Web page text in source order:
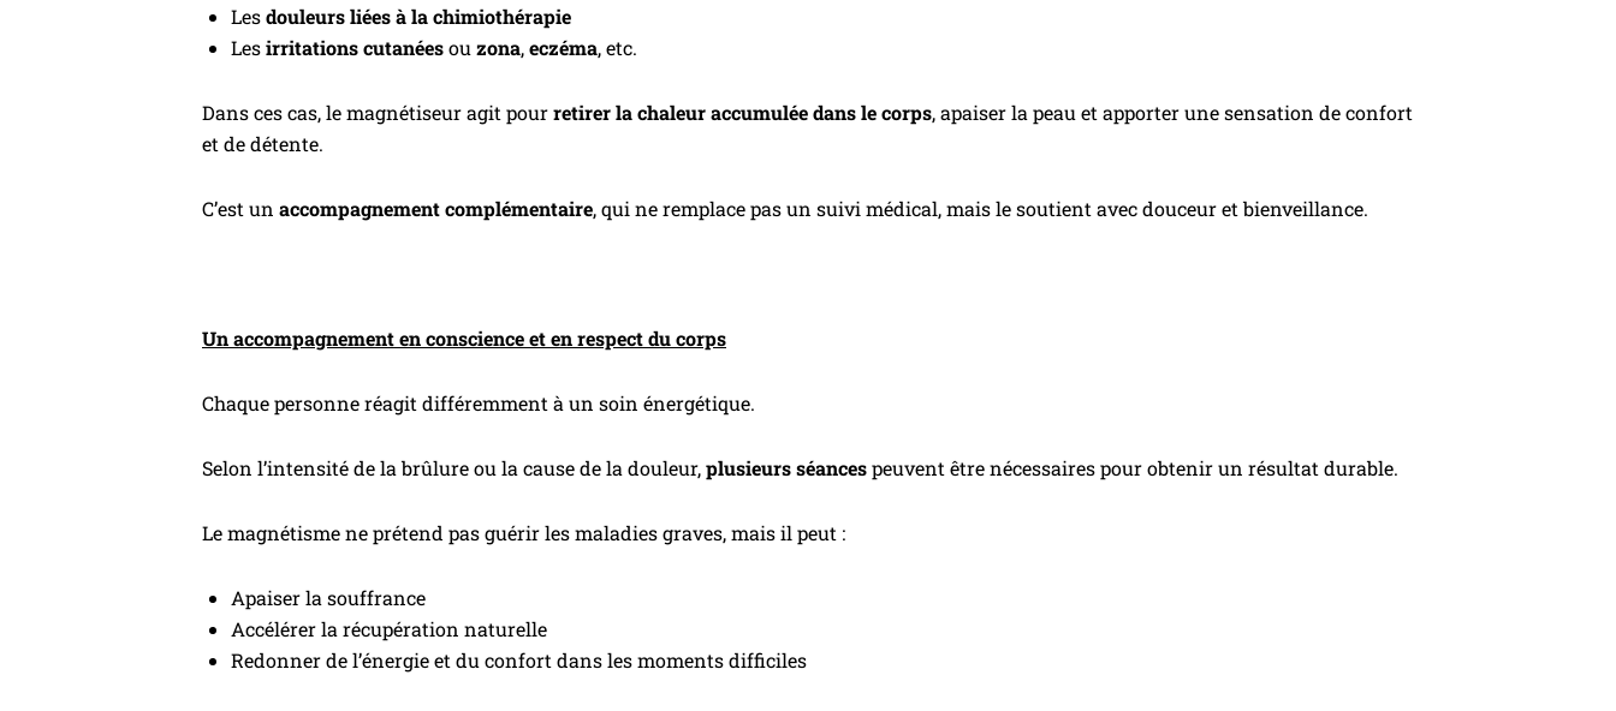
Lesdouleurs liées à la chimiothérapie
Lesirritations cutanéesou zona,eczéma, etc.
Dans ces cas, le magnétiseur agit pourretirer la chaleur accumulée dans le corps, apaiser la peau et apporter une sensation de confort
et de détente.
C’est un accompagnement complémentaire, qui ne remplace pas un suivi médical, mais le soutient avec douceur et bienveillance.
Un accompagnement en conscience et en respect du corps
Chaque personne réagit différemment à un soin énergétique.
Selon l’intensité de la brûlure ou la cause de la douleur,plusieurs séancespeuvent être nécessaires pour obtenir un résultat durable.
Le magnétisme ne prétend pas guérir les maladies graves, mais il peut :
Apaiser la souffrance
Accélérer la récupération naturelle
Redonner de l’énergie et du confort dans les moments difficiles